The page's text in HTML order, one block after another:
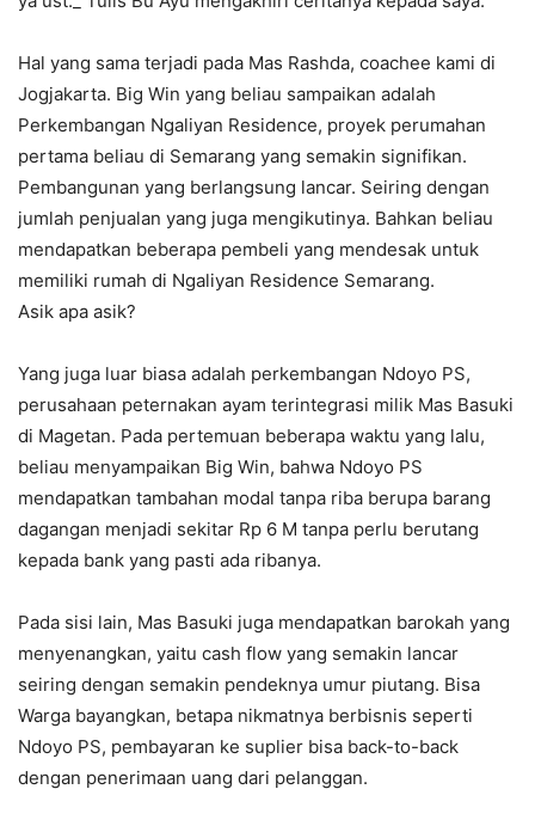
Hal yang sama terjadi pada Mas Rashda, coachee kami di
Jogjakarta. Big Win yang beliau sampaikan adalah
Perkembangan Ngaliyan Residence, proyek perumahan
pertama beliau di Semarang yang semakin signifikan.
Pembangunan yang berlangsung lancar. Seiring dengan
jumlah penjualan yang juga mengikutinya. Bahkan beliau
mendapatkan beberapa pembeli yang mendesak untuk
memiliki rumah di Ngaliyan Residence Semarang.
Asik apa asik?
Yang juga luar biasa adalah perkembangan Ndoyo PS,
perusahaan peternakan ayam terintegrasi milik Mas Basuki
di Magetan. Pada pertemuan beberapa waktu yang lalu,
beliau menyampaikan Big Win, bahwa Ndoyo PS
mendapatkan tambahan modal tanpa riba berupa barang
dagangan menjadi sekitar Rp 6 M tanpa perlu berutang
kepada bank yang pasti ada ribanya.
Pada sisi lain, Mas Basuki juga mendapatkan barokah yang
menyenangkan, yaitu cash flow yang semakin lancar
seiring dengan semakin pendeknya umur piutang. Bisa
Warga bayangkan, betapa nikmatnya berbisnis seperti
Ndoyo PS, pembayaran ke suplier bisa back-to-back
dengan penerimaan uang dari pelanggan.